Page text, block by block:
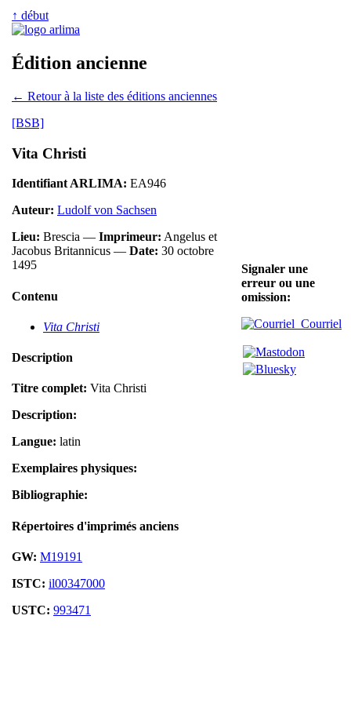
↑ début
Édition ancienne
← Retour à la liste des éditions anciennes
[BSB]
Vita Christi
Identifiant ARLIMA: EA946
Auteur: Ludolf von Sachsen
Lieu: Brescia — Imprimeur: Angelus et
Jacobus Britannicus — Date: 30 octobre
1495
Contenu
Vita Christi
Description
Titre complet: Vita Christi
Description:
Langue: latin
Exemplaires physiques:
Bibliographie:
Répertoires d'imprimés anciens
GW: M19191
ISTC: il00347000
USTC: 993471
Signaler une
erreur ou une
omission:
Courriel